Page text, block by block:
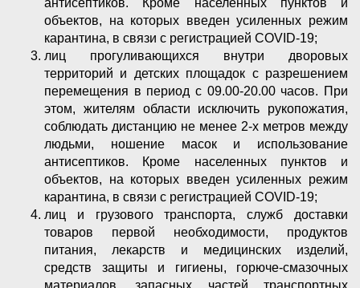
антисептиков. Кроме населенных пунктов и
объектов, на которых введен усиленных режим
карантина, в связи с регистрацией COVID-19;
лиц прогуливающихся внутри дворовых
территорий и детских площадок с разрешением
перемещения в период с 09.00-20.00 часов. При
этом, жителям области исключить рукопожатия,
соблюдать дистанцию не менее 2-х метров между
людьми, ношение масок и использование
антисептиков. Кроме населенных пунктов и
объектов, на которых введен усиленных режим
карантина, в связи с регистрацией COVID-19;
лиц и грузового транспорта, служб доставки
товаров первой необходимости, продуктов
питания, лекарств и медицинских изделий,
средств защиты и гигиены, горюче-смазочных
материалов, запасных частей транспортных